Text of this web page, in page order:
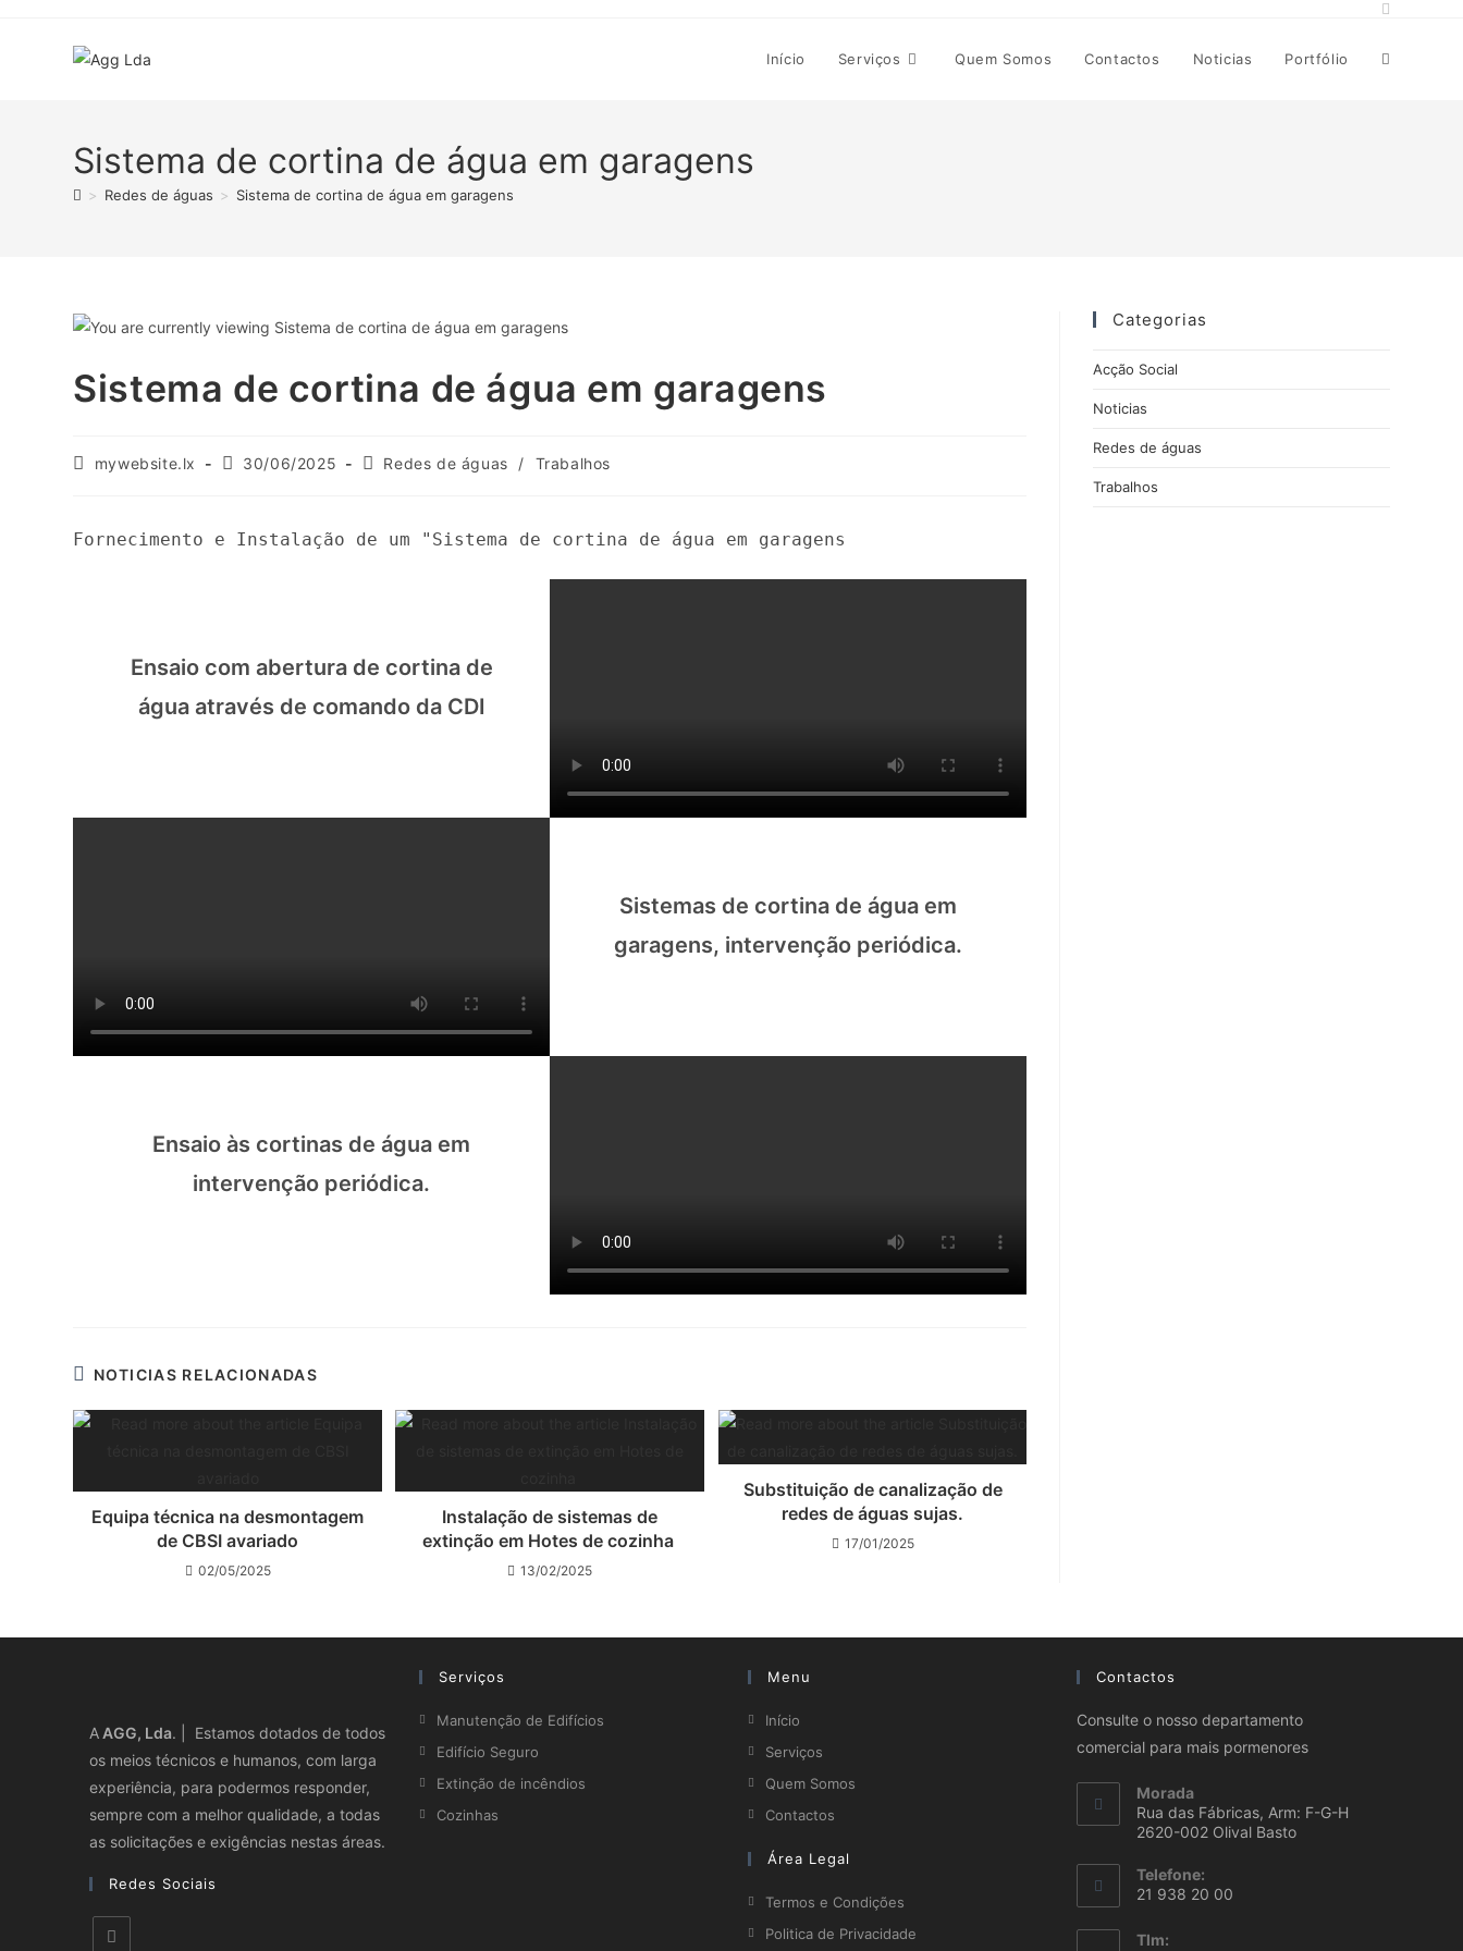
Início Serviços Quem Somos Contactos Noticias Portfólio Toggle
Sistema de cortina de água em garagens
> Redes de águas > Sistema de cortina de água em garagens
Sistema de cortina de água em garagens
Postmywebsite.lx
Post30/06/2025
PostRedes de águas / Trabalhos
Fornecimento e Instalação de um "Sistema de cortina de água em garagens
Ensaio com abertura de cortina de
água através de comando da CDI
Sistemas de cortina de água em
garagens, intervenção periódica.
Ensaio às cortinas de água em
intervenção periódica.
NOTICIAS RELACIONADAS
Equipa técnica na desmontagem
de CBSI avariado
02/05/2025
Instalação de sistemas de
extinção em Hotes de cozinha
13/02/2025
Substituição de canalização de
redes de águas sujas.
17/01/2025
Categorias
Acção Social
Noticias
Redes de águas
Trabalhos
A AGG, Lda. | Estamos dotados de todos
os meios técnicos e humanos, com larga
experiência, para podermos responder,
sempre com a melhor qualidade, a todas
as solicitações e exigências nestas áreas.
Redes Sociais
Serviços
Manutenção de Edifícios
Edifício Seguro
Extinção de incêndios
Cozinhas
Menu
Início
Serviços
Quem Somos
Contactos
Área Legal
Termos e Condições
Politica de Privacidade
Contactos
Consulte o nosso departamento
comercial para mais pormenores
Morada
Rua das Fábricas, Arm: F-G-H
2620-002 Olival Basto
Telefone:
21 938 20 00
Tlm: